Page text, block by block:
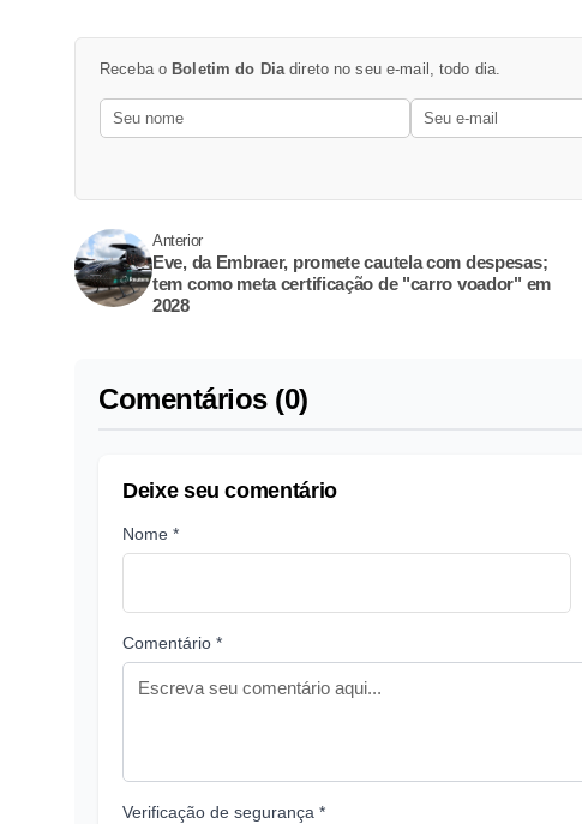
Receba o Boletim do Diadireto no seu e-mail, todo dia.
Anterior
Eve, da Embraer, promete cautela com despesas;
tem como meta certificação de "carro voador" em
2028
Comentários (0)
Deixe seu comentário
Nome *
Comentário *
Verificação de segurança *